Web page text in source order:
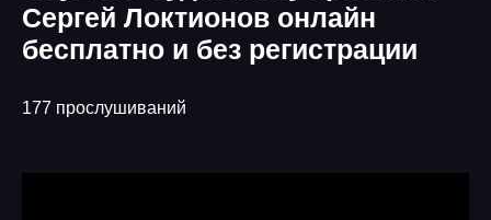
Сергей Локтионов онлайн
бесплатно и без регистрации
177 прослушиваний